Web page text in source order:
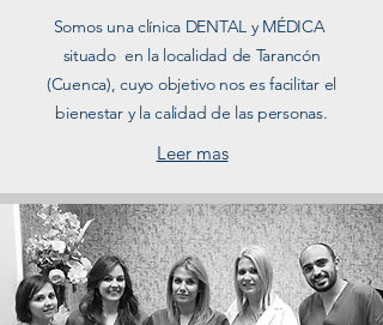
Somos una clínica DENTAL y MÉDICA
situado en la localidad de Tarancón
(Cuenca), cuyo objetivo nos es facilitar el
bienestar y la calidad de las personas.
Leer mas